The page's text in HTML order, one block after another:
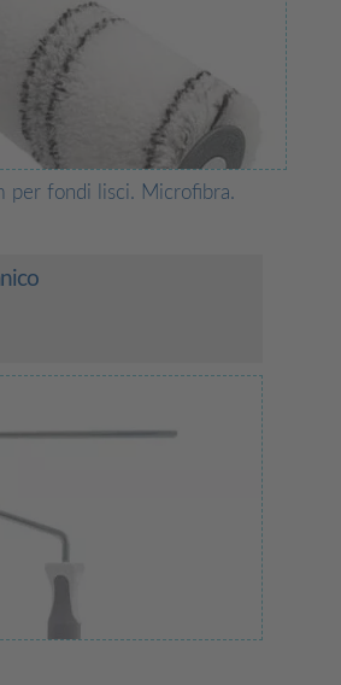
per fondi lisci. Microfibra.